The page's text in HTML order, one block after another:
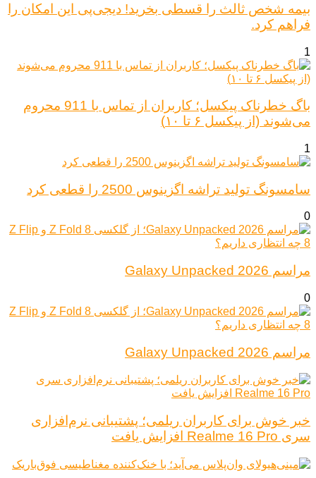
بیمه شخص ثالث را قسطی بخرید! دیجی‌پی این امکان را
فراهم کرد.
1
باگ خطرناک پیکسل؛ کاربران از تماس با 911 محروم
می‌شوند (از پیکسل ۶ تا ۱۰)
1
سامسونگ تولید تراشه اگزینوس 2500 را قطعی کرد
0
مراسم Galaxy Unpacked 2026
0
مراسم Galaxy Unpacked 2026
خبر خوش برای کاربران ریلمی؛ پشتیبانی نرم‌افزاری
سری Realme 16 Pro افزایش یافت